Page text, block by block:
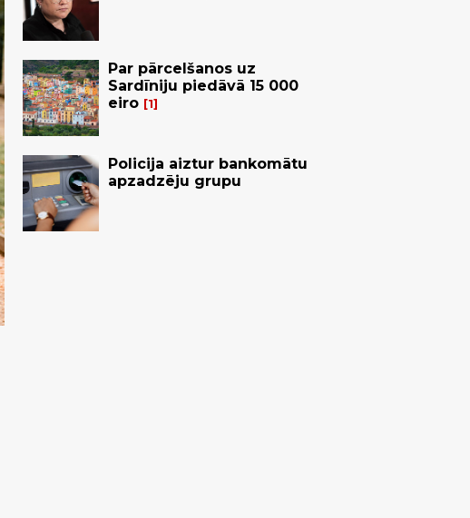
Par pārcelšanos uz
Sardīniju piedāvā 15 000
eiro
1
Policija aiztur bankomātu
apzadzēju grupu